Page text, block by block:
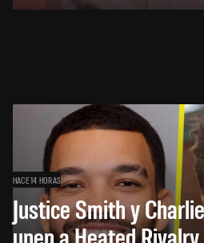
HACE 14 HORAS
Justice Smith y
unen a Heated